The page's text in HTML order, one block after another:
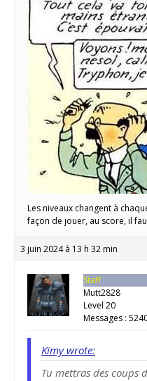
Les niveaux changent à
façon de jouer, au score, il
3 juin 2024 à 13 h 32 min
Staff
Mutt2828
Level 20
Messages :
Kimy wrote:
Tu mettras des coups